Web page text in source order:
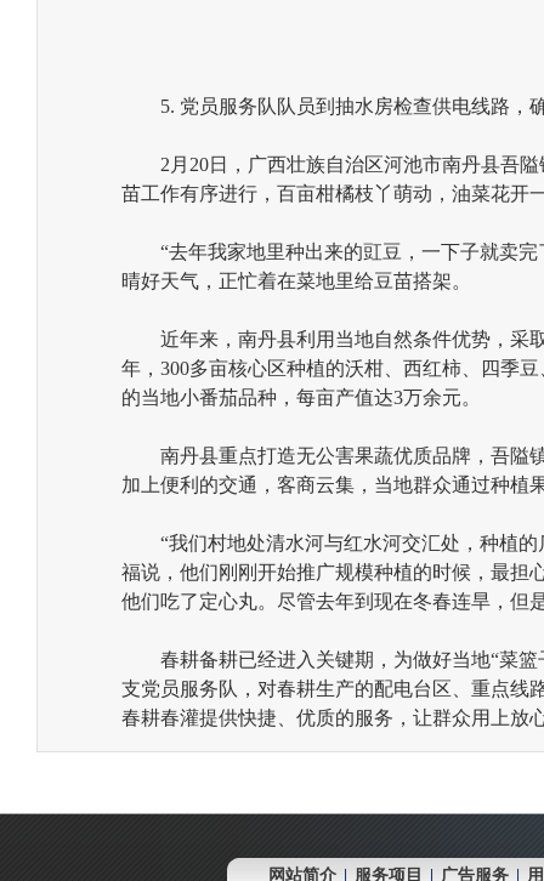
5. 党员服务队队员到抽水房检查供电线路，
2月20日，广西壮族自治区河池市南丹县吾隘
苗工作有序进行，百亩柑橘枝丫萌动，油菜花开
“去年我家地里种出来的豇豆，一下子就卖完
晴好天气，正忙着在菜地里给豆苗搭架。
近年来，南丹县利用当地自然条件优势，采取
年，300多亩核心区种植的沃柑、西红柿、四季
的当地小番茄品种，每亩产值达3万余元。
南丹县重点打造无公害果蔬优质品牌，吾隘
加上便利的交通，客商云集，当地群众通过种植
“我们村地处清水河与红水河交汇处，种植的
福说，他们刚刚开始推广规模种植的时候，最担
他们吃了定心丸。尽管去年到现在冬春连旱，但
春耕备耕已经进入关键期，为做好当地“菜篮
支党员服务队，对春耕生产的配电台区、重点线
春耕春灌提供快捷、优质的服务，让群众用上放
网站简介 服务项目 广告服务